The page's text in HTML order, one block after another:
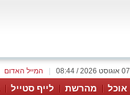
המייל האדום 07 אוגוסט 2026 / 08:44
אוכל מהרשת לייף סטייל